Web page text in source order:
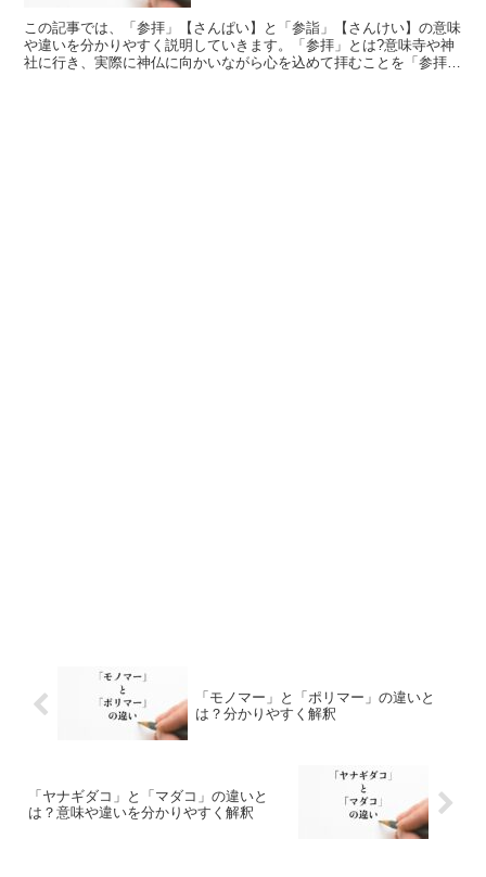
この記事では、「参拝」【さんぱい】と「参詣」【さんけい】の意味
や違いを分かりやすく説明していきます。「参拝」とは?意味寺や神
社に行き、実際に神仏に向かいながら心を込めて拝むことを「参拝」
「モノマー」と「ポリマー」の違いと
は？分かりやすく解釈
「ヤナギダコ」と「マダコ」の違いと
は？意味や違いを分かりやすく解釈